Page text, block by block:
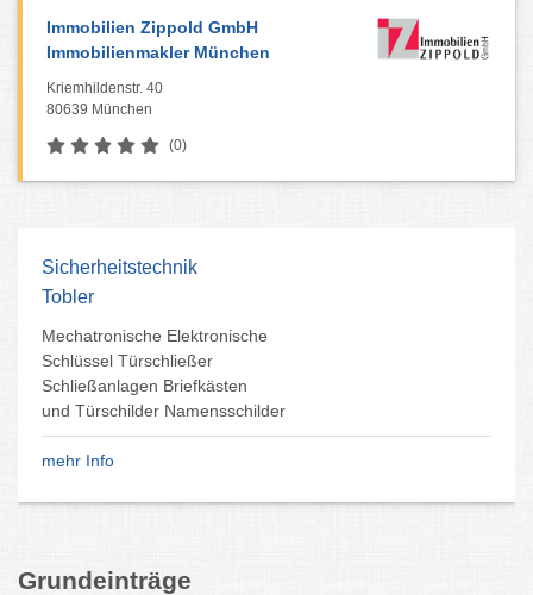
Immobilien Zippold GmbH
Immobilienmakler München
Kriemhildenstr. 40
80639 München
(0)
Sicherheitstechnik
Tobler
Mechatronische Elektronische
Schlüssel Türschließer
Schließanlagen Briefkästen
und Türschilder Namensschilder
mehr Info
Grundeinträge